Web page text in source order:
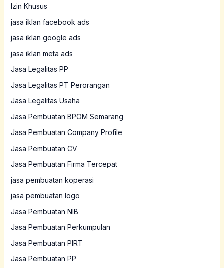
Izin Khusus
jasa iklan facebook ads
jasa iklan google ads
jasa iklan meta ads
Jasa Legalitas PP
Jasa Legalitas PT Perorangan
Jasa Legalitas Usaha
Jasa Pembuatan BPOM Semarang
Jasa Pembuatan Company Profile
Jasa Pembuatan CV
Jasa Pembuatan Firma Tercepat
jasa pembuatan koperasi
jasa pembuatan logo
Jasa Pembuatan NIB
Jasa Pembuatan Perkumpulan
Jasa Pembuatan PIRT
Jasa Pembuatan PP